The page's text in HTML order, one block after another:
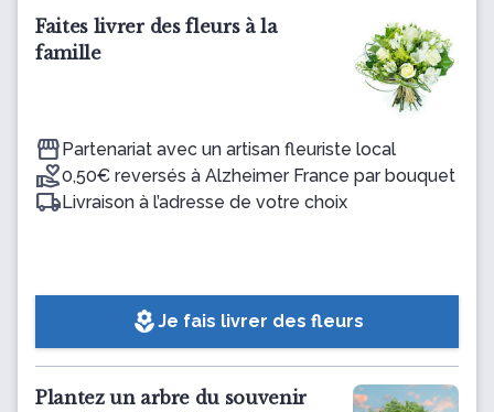
Faites livrer des fleurs à la
famille
Partenariat avec un artisan fleuriste local
0,50€ reversés à Alzheimer France par bouquet
Livraison à l’adresse de votre choix
local_floristJe fais livrer des fleurs
Plantez un arbre du souvenir